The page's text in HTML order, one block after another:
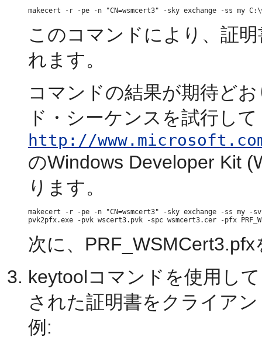
このコマンドにより、証
れます。
コマンドの結果が期待ど
ド・シーケンスを試行し
http://
のWindows Developer Kit
ります。
makecert -r -pe -n "CN=wsmcert3" -sky exchange -ss my -
次に、
keytoolコマンドを使用し
された証明書をクライア
例: